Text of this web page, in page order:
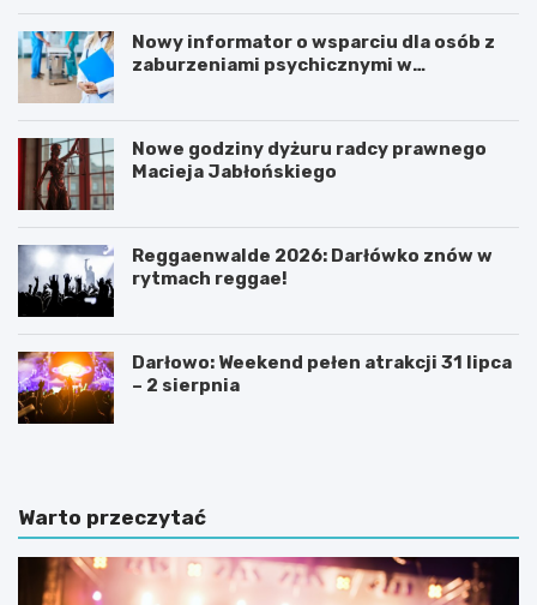
Nowy informator o wsparciu dla osób z
zaburzeniami psychicznymi w
Nowe godziny dyżuru radcy prawnego
Macieja Jabłońskiego
Reggaenwalde 2026: Darłówko znów w
rytmach reggae!
Darłowo: Weekend pełen atrakcji 31 lipca
– 2 sierpnia
Warto przeczytać